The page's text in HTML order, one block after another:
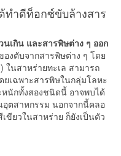
ทำดีท็อกซ์ขับล้างสาร
เกิน และสารพิษต่าง ๆ ออก
งตับจากสารพิษต่าง ๆ โดย
ในสาหร่ายทะเล สามารถ
ยเฉพาะสารพิษในกลุ่มโลหะ
นักทั้งสองชนิดนี้ อาจพบได้
อุตสาหกรรม นอกจากนี้คลอ
ขียวในสาหร่าย ก็ยังเป็นตัว